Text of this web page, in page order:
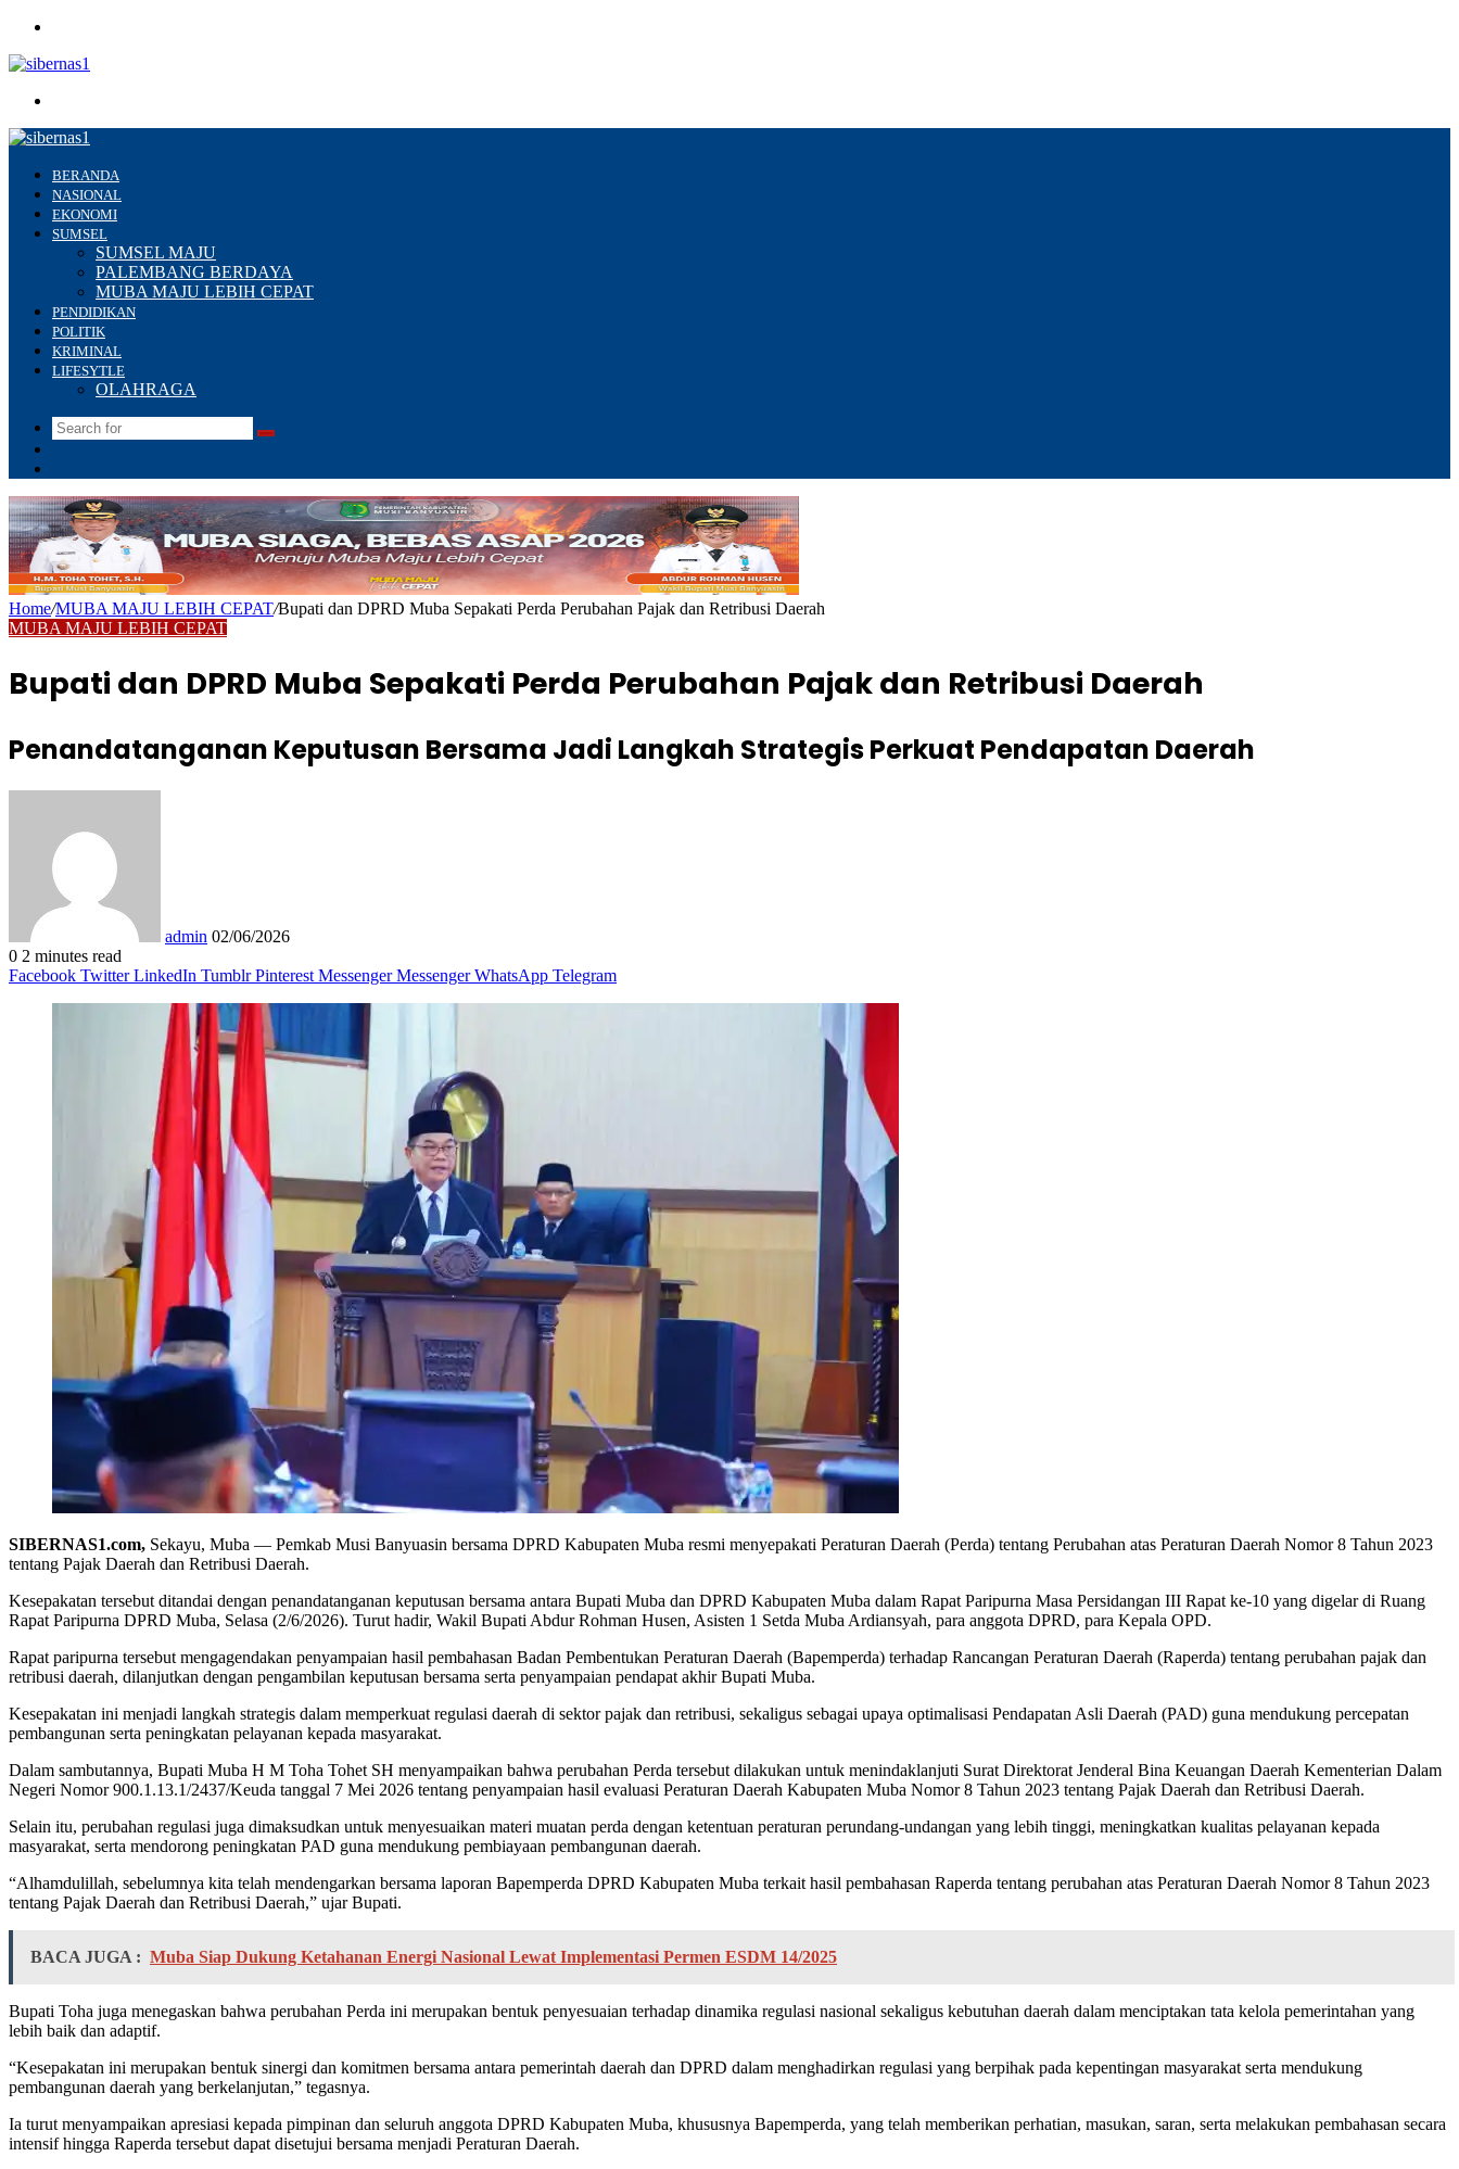
BERANDA
NASIONAL
EKONOMI
SUMSEL
SUMSEL MAJU
PALEMBANG BERDAYA
MUBA MAJU LEBIH CEPAT
PENDIDIKAN
POLITIK
KRIMINAL
LIFESYTLE
OLAHRAGA
Search
Home/MUBA MAJU LEBIH CEPAT/Bupati dan DPRD Muba Sepakati Perda Perubahan Pajak dan Retribusi Daerah
MUBA MAJU LEBIH CEPAT
Bupati dan DPRD Muba Sepakati Perda Perubahan Pajak dan Retribusi Daerah
Penandatanganan Keputusan Bersama Jadi Langkah Strategis Perkuat Pendapatan Daerah
admin 02/06/2026
0 2 minutes read
Facebook Twitter LinkedIn Tumblr Pinterest Messenger Messenger WhatsApp Telegram
SIBERNAS1.com, Sekayu, Muba — Pemkab Musi Banyuasin bersama DPRD Kabupaten Muba resmi menyepakati Peraturan Daerah (Perda) tentang Perubahan atas Peraturan Daerah Nomor 8 Tahun 2023
tentang Pajak Daerah dan Retribusi Daerah.
Kesepakatan tersebut ditandai dengan penandatanganan keputusan bersama antara Bupati Muba dan DPRD Kabupaten Muba dalam Rapat Paripurna Masa Persidangan III Rapat ke-10 yang digelar di Ruang
Rapat Paripurna DPRD Muba, Selasa (2/6/2026). Turut hadir, Wakil Bupati Abdur Rohman Husen, Asisten 1 Setda Muba Ardiansyah, para anggota DPRD, para Kepala OPD.
Rapat paripurna tersebut mengagendakan penyampaian hasil pembahasan Badan Pembentukan Peraturan Daerah (Bapemperda) terhadap Rancangan Peraturan Daerah (Raperda) tentang perubahan pajak dan
retribusi daerah, dilanjutkan dengan pengambilan keputusan bersama serta penyampaian pendapat akhir Bupati Muba.
Kesepakatan ini menjadi langkah strategis dalam memperkuat regulasi daerah di sektor pajak dan retribusi, sekaligus sebagai upaya optimalisasi Pendapatan Asli Daerah (PAD) guna mendukung percepatan
pembangunan serta peningkatan pelayanan kepada masyarakat.
Dalam sambutannya, Bupati Muba H M Toha Tohet SH menyampaikan bahwa perubahan Perda tersebut dilakukan untuk menindaklanjuti Surat Direktorat Jenderal Bina Keuangan Daerah Kementerian Dalam
Negeri Nomor 900.1.13.1/2437/Keuda tanggal 7 Mei 2026 tentang penyampaian hasil evaluasi Peraturan Daerah Kabupaten Muba Nomor 8 Tahun 2023 tentang Pajak Daerah dan Retribusi Daerah.
Selain itu, perubahan regulasi juga dimaksudkan untuk menyesuaikan materi muatan perda dengan ketentuan peraturan perundang-undangan yang lebih tinggi, meningkatkan kualitas pelayanan kepada
masyarakat, serta mendorong peningkatan PAD guna mendukung pembiayaan pembangunan daerah.
“Alhamdulillah, sebelumnya kita telah mendengarkan bersama laporan Bapemperda DPRD Kabupaten Muba terkait hasil pembahasan Raperda tentang perubahan atas Peraturan Daerah Nomor 8 Tahun 2023
tentang Pajak Daerah dan Retribusi Daerah,” ujar Bupati.
BACA JUGA : Muba Siap Dukung Ketahanan Energi Nasional Lewat Implementasi Permen ESDM 14/2025
Bupati Toha juga menegaskan bahwa perubahan Perda ini merupakan bentuk penyesuaian terhadap dinamika regulasi nasional sekaligus kebutuhan daerah dalam menciptakan tata kelola pemerintahan yang
lebih baik dan adaptif.
“Kesepakatan ini merupakan bentuk sinergi dan komitmen bersama antara pemerintah daerah dan DPRD dalam menghadirkan regulasi yang berpihak pada kepentingan masyarakat serta mendukung
pembangunan daerah yang berkelanjutan,” tegasnya.
Ia turut menyampaikan apresiasi kepada pimpinan dan seluruh anggota DPRD Kabupaten Muba, khususnya Bapemperda, yang telah memberikan perhatian, masukan, saran, serta melakukan pembahasan secara
intensif hingga Raperda tersebut dapat disetujui bersama menjadi Peraturan Daerah.